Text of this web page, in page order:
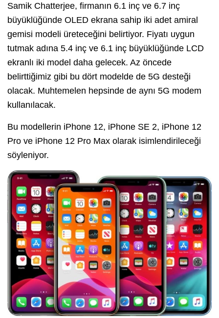
Samik Chatterjee, firmanın 6.1 inç ve 6.7 inç
büyüklüğünde OLED ekrana sahip iki adet amiral
gemisi modeli üreteceğini belirtiyor. Fiyatı uygun
tutmak adına 5.4 inç ve 6.1 inç büyüklüğünde LCD
ekranlı iki model daha gelecek. Az öncede
belirttiğimiz gibi bu dört modelde de 5G desteği
olacak. Muhtemelen hepsinde de aynı 5G modem
kullanılacak.
Bu modellerin iPhone 12, iPhone SE 2, iPhone 12
Pro ve iPhone 12 Pro Max olarak isimlendirileceği
söyleniyor.